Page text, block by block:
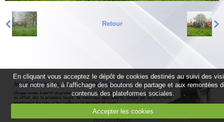
Retour
Accessibilité
En cliquant vous acceptez le dépôt de cookies destinés au suivi des
sur notre site, à l'affichage des boutons de partage et aux remontées
contenus des plateformes sociales.
Accepter les cookies